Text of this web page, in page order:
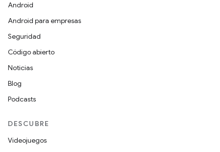
Android
Android para empresas
Seguridad
Código abierto
Noticias
Blog
Podcasts
DESCUBRE
Videojuegos